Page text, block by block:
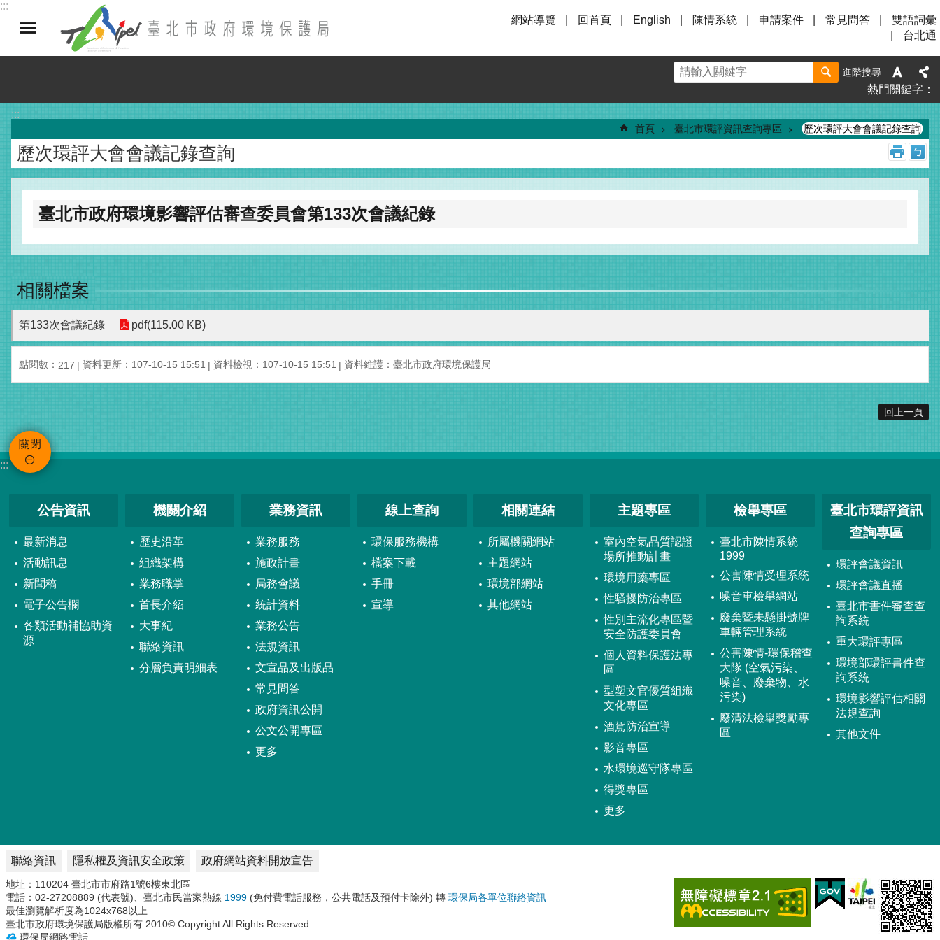
跳到主要內容區塊
:::
網站導覽
回首頁 English 陳情系統 申請案件 常見問答
雙語詞彙
台北通
進階搜尋
熱門關鍵字
:::
首頁 臺北市環評資訊查詢專區 歷次環評大會會議記錄查詢
歷次環評大會會議記錄查詢
臺北市政府環境影響評估審查委員會第133次會議紀錄
相關檔案
第133次會議紀錄 pdf(115.00 KB)
點閱數： 217 資料更新：107-10-15 15:51 資料檢視：107-10-15 15:51 資料維護：臺北市政府環境保護局
回上一頁
關閉
:::
公告資訊
最新消息
活動訊息
新聞稿
電子公告欄
各類活動補協助資
源
機關介紹
歷史沿革
組織架構
業務職掌
首長介紹
大事紀
聯絡資訊
分層負責明細表
業務資訊
業務服務
施政計畫
局務會議
統計資料
業務公告
法規資訊
文宣品及出版品
常見問答
政府資訊公開
公文公開專區
更多
線上查詢
環保服務機構
檔案下載
手冊
宣導
相關連結
所屬機關網站
主題網站
環境部網站
其他網站
主題專區
室內空氣品質認證
場所推動計畫
環境用藥專區
性騷擾防治專區
性別主流化專區暨
安全防護委員會
個人資料保護法專
區
型塑文官優質組織
文化專區
酒駕防治宣導
影音專區
水環境巡守隊專區
得獎專區
更多
檢舉專區
臺北市陳情系統
1999
公害陳情受理系統
噪音車檢舉網站
廢棄暨未懸掛號牌
車輛管理系統
公害陳情-環保稽查
大隊 (空氣污染、
噪音、廢棄物、水
污染)
廢清法檢舉獎勵專
區
臺北市環評資訊
查詢專區
環評會議資訊
環評會議直播
臺北市書件審查查
詢系統
重大環評專區
環境部環評書件查
詢系統
環境影響評估相關
法規查詢
其他文件
聯絡資訊 隱私權及資訊安全政策 政府網站資料開放宣告
地址：110204 臺北市市府路1號6樓東北區
電話：02-27208889 (代表號)、臺北市民當家熱線 1999 (免付費電話服務，公共電話及預付卡除外) 轉 環保局各單位聯絡資訊
最佳瀏覽解析度為1024x768以上
臺北市政府環境保護局版權所有 2010© Copyright All Rights Reserved
環保局網路電話